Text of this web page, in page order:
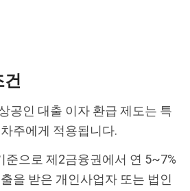
건
공인 대출 이자 환급 제도는 특
주에게 적용됩니다.
준으로 제2금융권에서 연 5~7%
을 받은 개인사업자 또는 법인